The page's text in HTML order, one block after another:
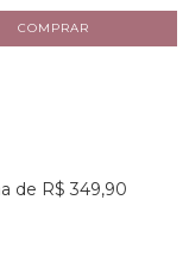
de R$ 349,90